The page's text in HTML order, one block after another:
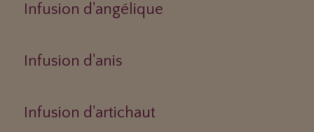
Infusion d'angélique
Infusion d'anis
Infusion d'artichaut